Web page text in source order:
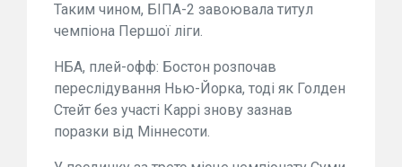
Таким чином, БІПА-2 завоювала титул
чемпіона Першої ліги.
НБА, плей-офф: Бостон розпочав
переслідування Нью-Йорка, тоді як Голден
Стейт без участі Каррі знову зазнав
поразки від Міннесоти.